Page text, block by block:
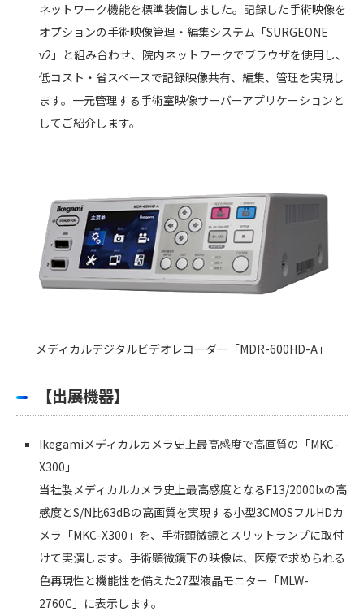
ネットワーク機能を標準装備しました。記録した手術映像を
オプションの手術映像管理・編集システム「SURGEONE
v2」と組み合わせ、 院内ネットワークでブラウザを使用し、
低コスト・省スペースで記録映像共有、編集、管理を実現し
ます。 一元管理する手術室映像サーバーアプリケーションと
してご紹介します。
メディカルデジタルビデオレコーダー「MDR-600HD-A」
【出展機器】
Ikegamiメディカルカメラ史上最高感度で高画質の「MKC-
X300」
当社製メディカルカメラ史上最高感度となるF13/2000lxの高
感度とS/N比63dBの高画質を実現する小型3CMOSフルHDカ
メラ「MKC-X300」を、手術顕微鏡とスリットランプに取付
けて実演します。手術顕微鏡下の映像は、医療で求められる
色再現性と機能性を備えた27型液晶モニター「MLW-
2760C」に表示します。